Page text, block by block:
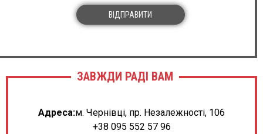
ВІДПРАВИТИ
ЗАВЖДИ РАДІ ВАМ
Адреса:м. Чернівці, пр. Незалежності, 106
+38 095 552 57 96